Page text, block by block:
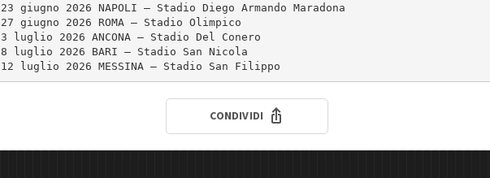
23 giugno 2026 NAPOLI – Stadio Diego Armando Maradona
27 giugno 2026 ROMA – Stadio Olimpico
3 luglio 2026 ANCONA – Stadio Del Conero
8 luglio 2026 BARI – Stadio San Nicola
12 luglio 2026 MESSINA – Stadio San Filippo
CONDIVIDI